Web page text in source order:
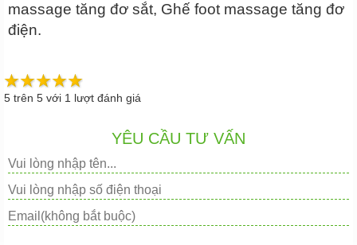
massage tăng đơ sắt, Ghế foot massage tăng đơ
điện.
5 trên 5 với 1 lượt đánh giá
YÊU CẦU TƯ VẤN